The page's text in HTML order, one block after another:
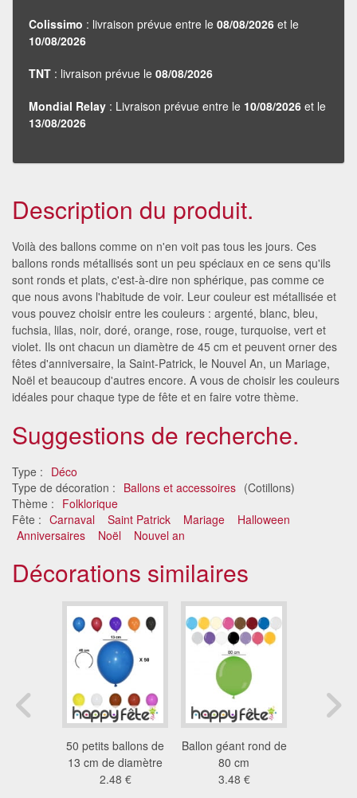
Colissimo : livraison prévue entre le 08/08/2026 et le
10/08/2026
TNT : livraison prévue le 08/08/2026
Mondial Relay : Livraison prévue entre le 10/08/2026 et le
13/08/2026
Description du produit.
Voilà des ballons comme on n'en voit pas tous les jours. Ces
ballons ronds métallisés sont un peu spéciaux en ce sens qu'ils
sont ronds et plats, c'est-à-dire non sphérique, pas comme ce
que nous avons l'habitude de voir. Leur couleur est métallisée et
vous pouvez choisir entre les couleurs : argenté, blanc, bleu,
fuchsia, lilas, noir, doré, orange, rose, rouge, turquoise, vert et
violet. Ils ont chacun un diamètre de 45 cm et peuvent orner des
fêtes d'anniversaire, la Saint-Patrick, le Nouvel An, un Mariage,
Noël et beaucoup d'autres encore. A vous de choisir les couleurs
idéales pour chaque type de fête et en faire votre thème.
Suggestions de recherche.
Type : Déco
Type de décoration : Ballons et accessoires (Cotillons)
Thème : Folklorique
Fête : Carnaval Saint Patrick Mariage
Halloween
Anniversaires
Noël Nouvel an
Décorations similaires
50 petits ballons de
13 cm de diamètre
2.48 €
Ballon géant rond de
80 cm
3.48 €